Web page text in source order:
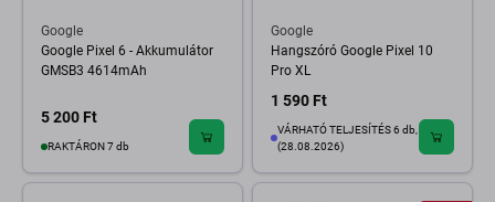
Google
Google Pixel 6 - Akkumulátor
GMSB3 4614mAh
5 200 Ft
RAKTÁRON 7 db
Google
Hangszóró Google Pixel 10
Pro XL
1 590 Ft
VÁRHATÓ TELJESÍTÉS 6 db,
(28.08.2026)